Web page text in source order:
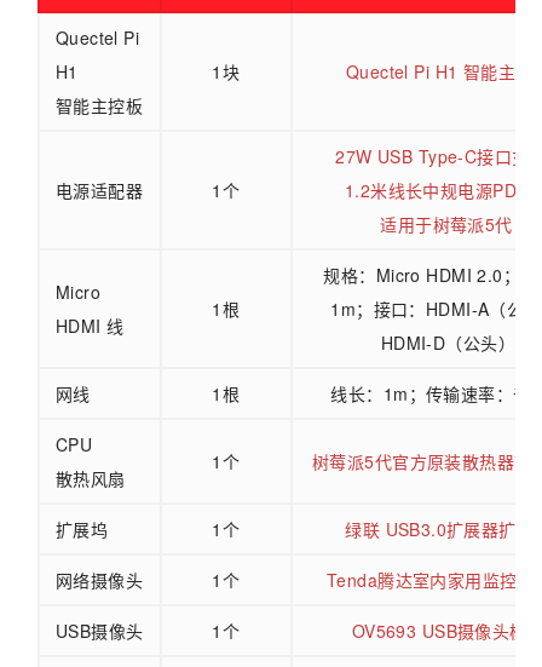
Quectel Pi
H1
智能主控板
1块 Quectel Pi H1 智能主控
电源适配器 1个
27W USB Type-C接口充
1.2米线长中规电源PD电
适用于树莓派5代
Micro
HDMI 线
1根
规格：Micro HDMI 2.0；线
1m；接口：HDMI-A（公
HDMI-D（公头）
网线 1根 线长：1m；传输速率：千
CPU
散热风扇
1个 树莓派5代官方原装散热器带
扩展坞 1个 绿联 USB3.0扩展器扩展
网络摄像头 1个 Tenda腾达室内家用监控摄
USB摄像头 1个 OV5693 USB摄像头模